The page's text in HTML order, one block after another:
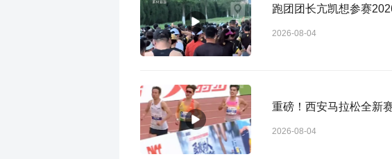
跑团团长亢凯想参赛
2026-08-04
重磅！西安马拉松全新
2026-08-04